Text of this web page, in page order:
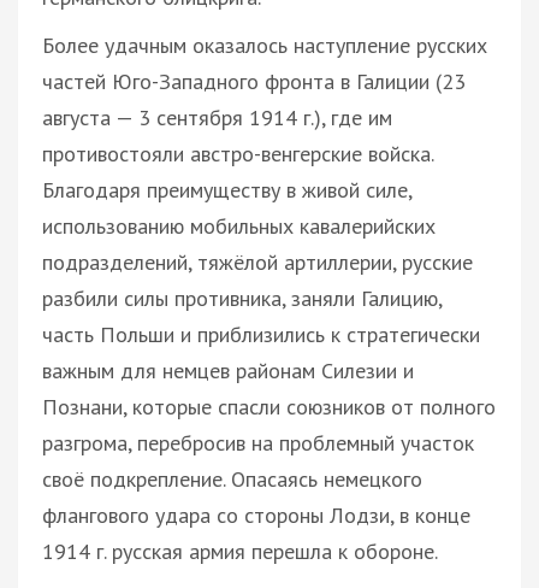
Более удачным оказалось наступление русских
частей Юго-Западного фронта в Галиции (23
августа — 3 сентября 1914 г.), где им
противостояли австро-венгерские войска.
Благодаря преимуществу в живой силе,
использованию мобильных кавалерийских
подразделений, тяжёлой артиллерии, русские
разбили силы противника, заняли Галицию,
часть Польши и приблизились к стратегически
важным для немцев районам Силезии и
Познани, которые спасли союзников от полного
разгрома, перебросив на проблемный участок
своё подкрепление. Опасаясь немецкого
флангового удара со стороны Лодзи, в конце
1914 г. русская армия перешла к обороне.